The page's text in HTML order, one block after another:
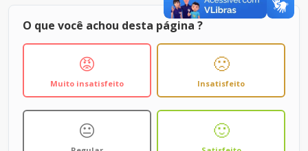
O que você achou desta página ?
😡
Muito insatisfeito
🙁
Insatisfeito
😐 🙂